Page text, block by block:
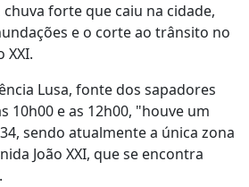
forte que caiu na cidade,
e o corte ao trânsito no
XXI.
Lusa, fonte dos sapadores
10h00 e as 12h00, "houve um
sendo atualmente a única zona
João XXI, que se encontra